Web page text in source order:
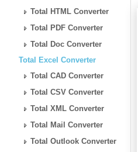
Total HTML Converter
Total PDF Converter
Total Doc Converter
Total Excel Converter
Total CAD Converter
Total CSV Converter
Total XML Converter
Total Mail Converter
Total Outlook Converter